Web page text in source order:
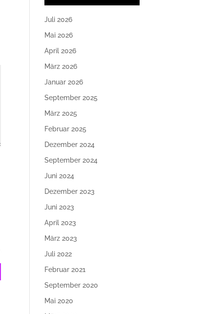
Juli 2026
Mai 2026
April 2026
März 2026
Januar 2026
September 2025
März 2025
Februar 2025
Dezember 2024
September 2024
Juni 2024
Dezember 2023
Juni 2023
April 2023
März 2023
Juli 2022
Februar 2021
September 2020
Mai 2020